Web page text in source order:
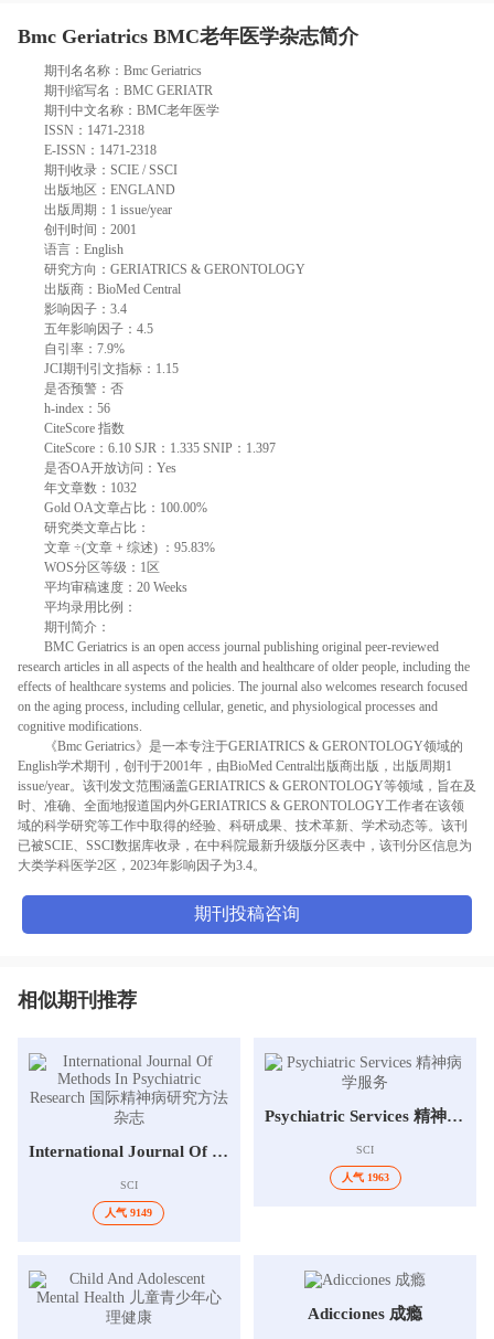
Bmc Geriatrics BMC老年医学杂志简介
期刊名名称：Bmc Geriatrics
期刊缩写名：BMC GERIATR
期刊中文名称：BMC老年医学
ISSN：1471-2318
E-ISSN：1471-2318
期刊收录：SCIE / SSCI
出版地区：ENGLAND
出版周期：1 issue/year
创刊时间：2001
语言：English
研究方向：GERIATRICS & GERONTOLOGY
出版商：BioMed Central
影响因子：3.4
五年影响因子：4.5
自引率：7.9%
JCI期刊引文指标：1.15
是否预警：否
h-index：56
CiteScore 指数
CiteScore：6.10 SJR：1.335 SNIP：1.397
是否OA开放访问：Yes
年文章数：1032
Gold OA文章占比：100.00%
研究类文章占比：
文章 ÷(文章 + 综述) ：95.83%
WOS分区等级：1区
平均审稿速度：20 Weeks
平均录用比例：
期刊简介：
BMC Geriatrics is an open access journal publishing original peer-reviewed
research articles in all aspects of the health and healthcare of older people, including the
effects of healthcare systems and policies. The journal also welcomes research focused
on the aging process, including cellular, genetic, and physiological processes and
cognitive modifications.
《Bmc Geriatrics》是一本专注于GERIATRICS & GERONTOLOGY领域的
English学术期刊，创刊于2001年，由BioMed Central出版商出版，出版周期1
issue/year。该刊发文范围涵盖GERIATRICS & GERONTOLOGY等领域，旨在及
时、准确、全面地报道国内外GERIATRICS & GERONTOLOGY工作者在该领
域的科学研究等工作中取得的经验、科研成果、技术革新、学术动态等。该刊
已被SCIE、SSCI数据库收录，在中科院最新升级版分区表中，该刊分区信息为
大类学科医学2区，2023年影响因子为3.4。
期刊投稿咨询
相似期刊推荐
International Journal Of Methods In Psychiatric Research 国际精神病研究方法杂志
SCI
人气 9149
Psychiatric Services 精神病学服务
SCI
人气 1963
Adicciones 成瘾